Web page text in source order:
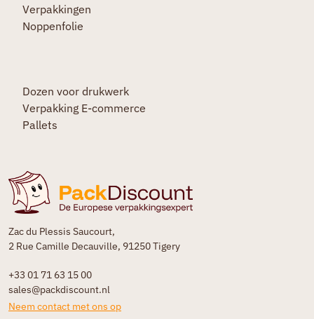
Zac du Plessis Saucourt,
2 Rue Camille Decauville, 91250 Tigery
+33 01 71 63 15 00
sales@packdiscount.nl
Neem contact met ons op
Verpakkingen
Noppenfolie
Dozen voor drukwerk
Verpakking E-commerce
Pallets